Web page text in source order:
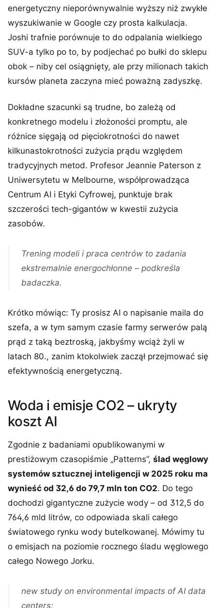
energetyczny nieporównywalnie wyższy niż zwykłe
wyszukiwanie w Google czy prosta kalkulacja.
Joshi trafnie porównuje to do odpalania wielkiego
SUV-a tylko po to, by podjechać po bułki do sklepu
obok – niby cel osiągnięty, ale przy milionach takich
kursów planeta zaczyna mieć poważną zadyszkę.
Dokładne szacunki są trudne, bo zależą od
konkretnego modelu i złożoności promptu, ale
różnice sięgają od pięciokrotności do nawet
kilkunastokrotności zużycia prądu względem
tradycyjnych metod. Profesor Jeannie Paterson z
Uniwersytetu w Melbourne, współprowadząca
Centrum AI i Etyki Cyfrowej, punktuje brak
szczerości tech-gigantów w kwestii zużycia
zasobów.
Trening modeli i praca centrów to zadania
ekstremalnie energochłonne – podkreśla
badaczka.
Krótko mówiąc: Ty prosisz AI o napisanie maila do
szefa, a w tym samym czasie farmy serwerów palą
prąd z taką beztroską, jakbyśmy wciąż żyli w
latach 80., zanim ktokolwiek zaczął przejmować się
efektywnością energetyczną.
Woda i emisje CO2 – ukryty
koszt AI
Zgodnie z badaniami opublikowanymi w
prestiżowym czasopiśmie „Patterns”, ślad węglowy
systemów sztucznej inteligencji w 2025 roku ma
wynieść od 32,6 do 79,7 mln ton CO2. Do tego
dochodzi gigantyczne zużycie wody – od 312,5 do
764,6 mld litrów, co odpowiada skali całego
światowego rynku wody butelkowanej. Mówimy tu
o emisjach na poziomie rocznego śladu węglowego
całego Nowego Jorku.
new study on environmental impacts of AI data
centers: